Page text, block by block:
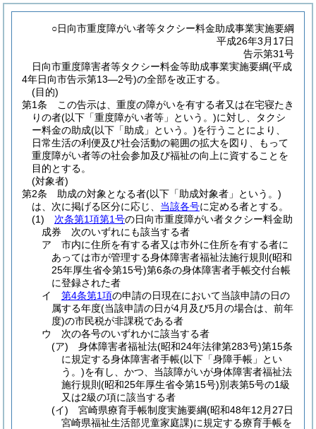
○日向市重度障がい者等タクシー料金助成事業実施要綱
平成26年3月17日
告示第31号
日向市重度障害者等タクシー料金等助成事業実施要綱(平成
4年日向市告示第13―2号)の全部を改正する。
(目的)
第1条
この告示は、重度の障がいを有する者又は在宅寝たき
りの者(以下「重度障がい者等」という。)に対し、タクシ
ー料金の助成(以下「助成」という。)を行うことにより、
日常生活の利便及び社会活動の範囲の拡大を図り、もって
重度障がい者等の社会参加及び福祉の向上に資することを
目的とする。
(対象者)
第2条
助成の対象となる者(以下「助成対象者」という。)
は、次に掲げる区分に応じ、 当該各号に定める者とする。
(1)
次条第1項第1号の日向市重度障がい者タクシー料金助
成券 次のいずれにも該当する者
ア
市内に住所を有する者又は市外に住所を有する者に
あっては市が管理する身体障害者福祉法施行規則 (昭和
25年厚生省令第15号)第6条の身体障害者手帳交付台帳
に登録された者
イ
第4条第1項の申請の日現在において当該申請の日の
属する年度(当該申請の日が4月及び5月の場合は、前年
度)の市民税が非課税である者
ウ
次の各号のいずれかに該当する者
(ア)
身体障害者福祉法(昭和24年法律第283号)第15条
に規定する身体障害者手帳(以下「身障手帳」とい
う。)を有し、かつ、当該障がいが身体障害者福祉法
施行規則(昭和25年厚生省令第15号)別表第5号の1級
又は2級の項に該当する者
(イ)
宮崎県療育手帳制度実施要綱(昭和48年12月27日
宮崎県福祉生活部児童家庭課)に規定する療育手帳を